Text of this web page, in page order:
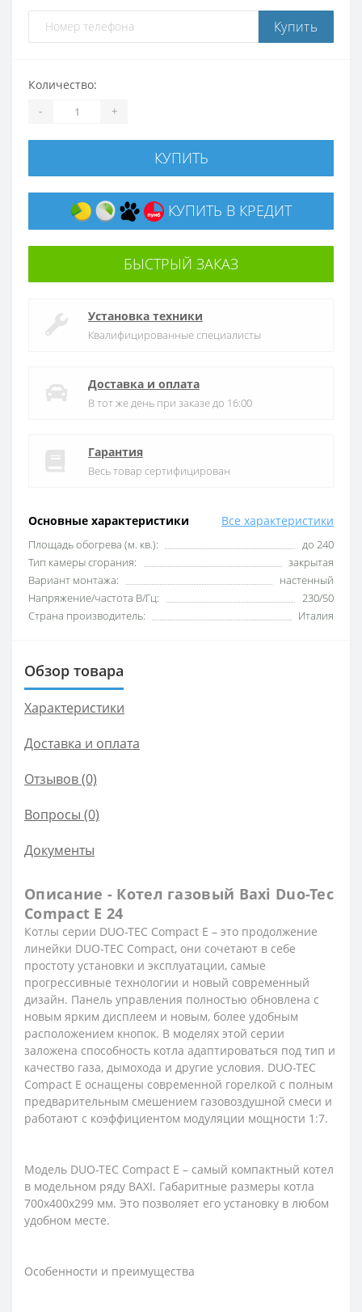
Купить
Основные характеристики Все характеристики
Площадь обогрева (м. кв.):
до 240
Тип камеры сгорания:
закрытая
Вариант монтажа:
настенный
Напряжение/частота В/Гц:
230/50
Страна производитель:
Италия
Количество:
- +
КУПИТЬ
КУПИТЬ В КРЕДИТ
БЫСТРЫЙ ЗАКАЗ
Установка техники
Квалифицированные специалисты
Доставка и оплата
В тот же день при заказе до 16:00
Гарантия
Весь товар сертифицирован
Обзор товара
Характеристики
Доставка и оплата
Отзывов (0)
Вопросы (0)
Документы
Описание - Котел газовый Baxi Duo-Tec
Compact E 24
Котлы серии DUO-TEC Compact E – это продолжение
линейки DUO-TEC Compact, они сочетают в себе
простоту установки и эксплуатации, самые
прогрессивные технологии и новый современный
дизайн. Панель управления полностью обновлена ​​с
новым ярким дисплеем и новым, более удобным
расположением кнопок. В моделях этой серии
заложена способность котла адаптироваться под тип и
качество газа, дымохода и другие условия. DUO-TEC
Compact E оснащены современной горелкой с полным
предварительным смешением газовоздушной смеси и
работают с коэффициентом модуляции мощности 1:7.
Модель DUO-TEC Compact E – самый компактный котел
в модельном ряду BAXI. Габаритные размеры котла
700х400х299 мм. Это позволяет его установку в любом
удобном месте.
Особенности и преимущества